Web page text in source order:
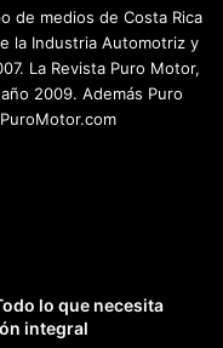
de medios de Costa Rica
la Industria Automotriz y
La Revista Puro Motor,
2009. Además Puro
lo que necesita
integral